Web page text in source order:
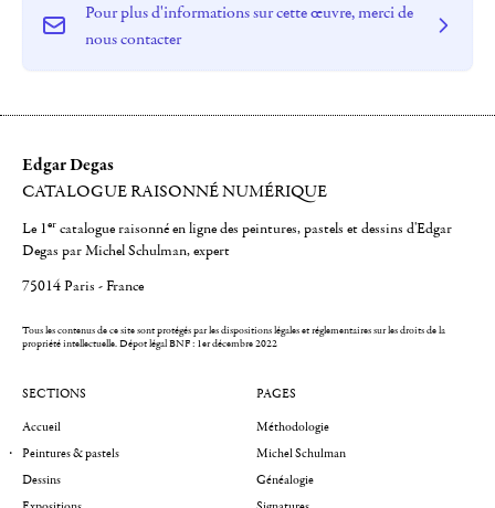
Pour plus d'informations sur cette œuvre, merci de
nous contacter
Edgar Degas
CATALOGUE RAISONNÉ NUMÉRIQUE
Le 1er catalogue raisonné en ligne des peintures, pastels et dessins d'Edgar
Degas par Michel Schulman, expert
75014 Paris - France
Tous les contenus de ce site sont protégés par les dispositions légales et réglementaires sur les droits de la
propriété intellectuelle.Dépot légal BNF : 1er décembre 2022
SECTIONS
Accueil
Peintures & pastels
Dessins
PAGES
Méthodologie
Michel Schulman
Généalogie